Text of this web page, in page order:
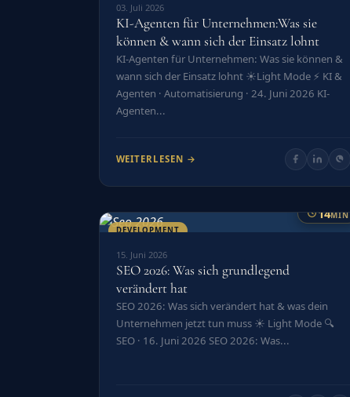
03. Juli 2026
KI-Agenten für Unternehmen:Was sie
können & wann sich der Einsatz lohnt
KI-Agenten für Unternehmen: Was sie können &
wann sich der Einsatz lohnt ☀️Light Mode ⚡ KI &
Agenten · Automatisierung · 24. Juni 2026 KI-
Agenten...
WEITERLESEN →
DEVELOPMENT
14MIN
15. Juni 2026
SEO 2026: Was sich grundlegend
verändert hat
SEO 2026: Was sich verändert hat & was dein
Unternehmen jetzt tun muss ☀️ Light Mode 🔍
SEO · 16. Juni 2026 SEO 2026: Was...